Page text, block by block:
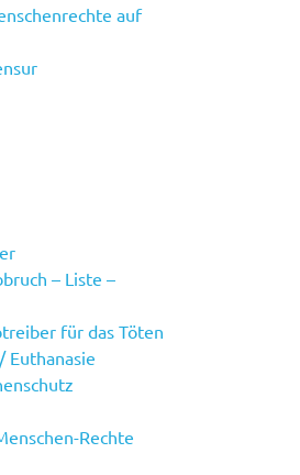
auf
– Liste –
für das Töten
Euthanasie
Rechte